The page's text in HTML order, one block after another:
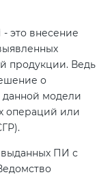
это внесение
продукции. Ведь
о
данной модели
операций или
ПИ с